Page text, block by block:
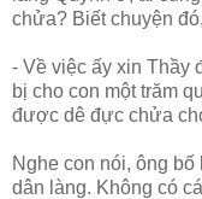
chửa? Biết chuyện
- Về việc ấy xin Thầy
bị cho con một trăm
được dê đực chửa
Nghe con nói, ông
dân làng. Không có